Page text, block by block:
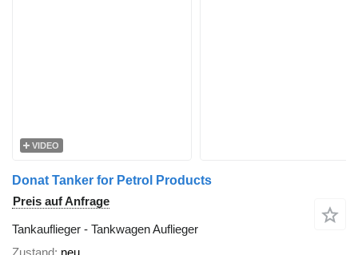
VIDEO
Donat Tanker for Petrol Products
Preis auf Anfrage
Tankauflieger - Tankwagen Auflieger